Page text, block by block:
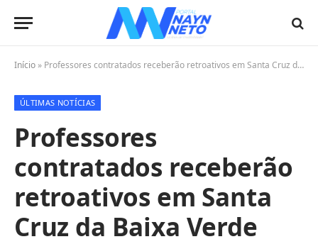
Início » Professores contratados receberão retroativos em Santa Cruz da Baixa Verde
ÚLTIMAS NOTÍCIAS
Professores
contratados receberão
retroativos em Santa
Cruz da Baixa Verde